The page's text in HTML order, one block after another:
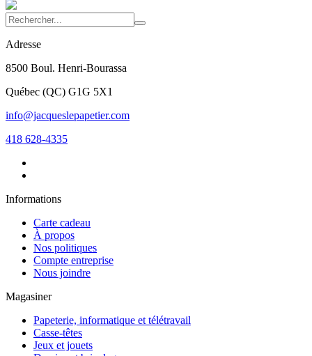
Adresse
8500 Boul. Henri-Bourassa
Québec (QC) G1G 5X1
info@jacqueslepapetier.com
418 628-4335
Informations
Carte cadeau
À propos
Nos politiques
Compte entreprise
Nous joindre
Magasiner
Papeterie, informatique et télétravail
Casse-têtes
Jeux et jouets